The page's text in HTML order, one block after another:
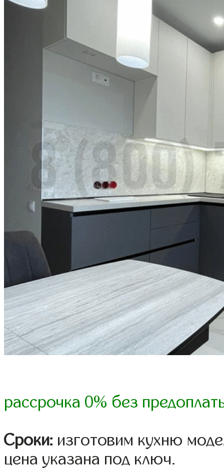
рассрочка 0% без
Сроки: изготовим кухню
цена указана под ключ.